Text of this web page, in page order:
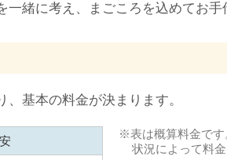
緒に考え、まごころを込めてお手
基本の料金が決まります。
表は概算料金で
状況によって料